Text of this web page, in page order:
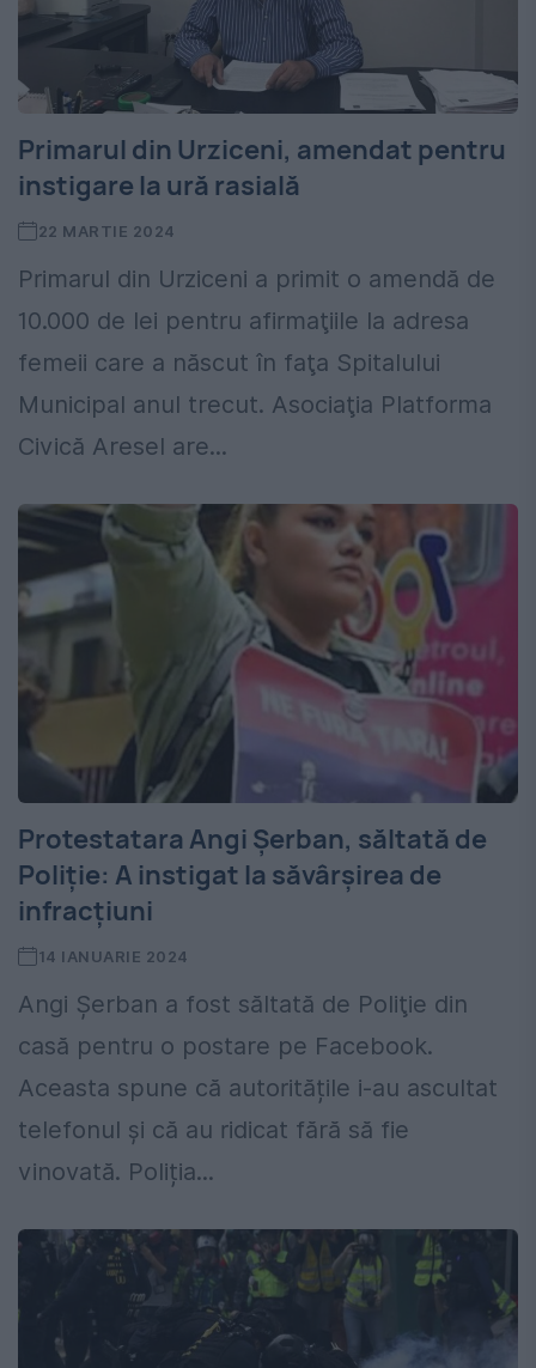
Primarul din Urziceni, amendat pentru
instigare la ură rasială
22 MARTIE 2024
Primarul din Urziceni a primit o amendă de
10.000 de lei pentru afirmaţiile la adresa
femeii care a născut în faţa Spitalului
Municipal anul trecut. Asociaţia Platforma
Civică Aresel are...
Protestatara Angi Șerban, săltată de
Poliţie: A instigat la săvârșirea de
infracțiuni
14 IANUARIE 2024
Angi Șerban a fost săltată de Poliţie din
casă pentru o postare pe Facebook.
Aceasta spune că autoritățile i-au ascultat
telefonul și că au ridicat fără să fie
vinovată. Poliția...